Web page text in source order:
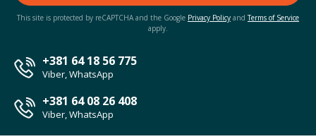
This site is protected by reCAPTCHA and the Google Privacy Policy andTerms of Service
apply.
+381 64 18 56 775
Viber, WhatsApp
+381 64 08 26 408
Viber, WhatsApp